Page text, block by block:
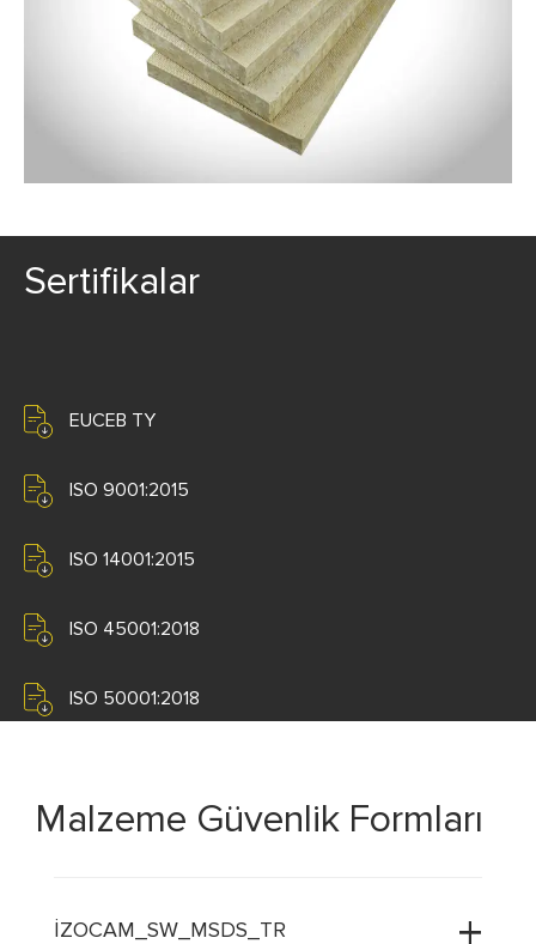
Sertifikalar
EUCEB TY
ISO 9001:2015
ISO 14001:2015
ISO 45001:2018
ISO 50001:2018
Malzeme Güvenlik Formları
İZOCAM_SW_MSDS_TR